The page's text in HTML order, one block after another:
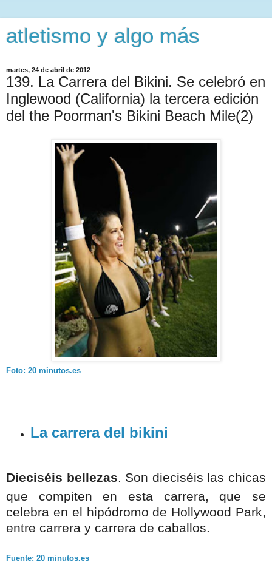
atletismo y algo más
martes, 24 de abril de 2012
139. La Carrera del Bikini. Se celebró en
Inglewood (California) la tercera edición
del the Poorman's Bikini Beach Mile(2)
Foto: 20 minutos.es
La carrera del bikini
Dieciséis bellezas . Son dieciséis las chicas
que compiten en esta carrera, que se
celebra en el hipódromo de Hollywood Park,
entre carrera y carrera de caballos.
Fuente: 20 minutos.es